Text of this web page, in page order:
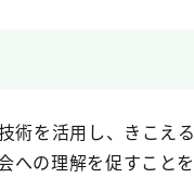
術を活用し、きこ
の理解を促すこと